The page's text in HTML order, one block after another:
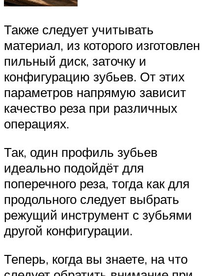
Также следует учитывать
материал, из которого изготовлен
пильный диск, заточку и
конфигурацию зубьев. От этих
параметров напрямую зависит
качество реза при различных
операциях.
Так, один профиль зубьев
идеально подойдёт для
поперечного реза, тогда как для
продольного следует выбрать
режущий инструмент с зубьями
другой конфигурации.
Теперь, когда вы знаете, на что